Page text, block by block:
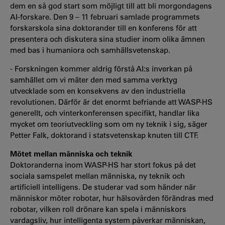
dem en så god start som möjligt till att bli morgondagens
AI-forskare. Den 9 – 11 februari samlade programmets
forskarskola sina doktorander till en konferens för att
presentera och diskutera sina studier inom olika ämnen
med bas i humaniora och samhällsvetenskap.
- Forskningen kommer aldrig förstå AI:s inverkan på
samhället om vi mäter den med samma verktyg
utvecklade som en konsekvens av den industriella
revolutionen. Därför är det enormt befriande att WASP-HS
generellt, och vinterkonferensen specifikt, handlar lika
mycket om teoriutveckling som om ny teknik i sig, säger
Petter Falk, doktorand i statsvetenskap knuten till CTF.
Mötet mellan människa och teknik
Doktoranderna inom WASP-HS har stort fokus på det
sociala samspelet mellan människa, ny teknik och
artificiell intelligens. De studerar vad som händer när
människor möter robotar, hur hälsovården förändras med
robotar, vilken roll drönare kan spela i människors
vardagsliv, hur intelligenta system påverkar människan,